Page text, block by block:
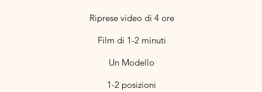
Riprese video di 4 ore
Film di 1-2 minuti
Un Modello​
1-2 posizioni